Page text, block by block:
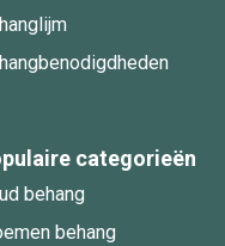
categorieën
behang
behang